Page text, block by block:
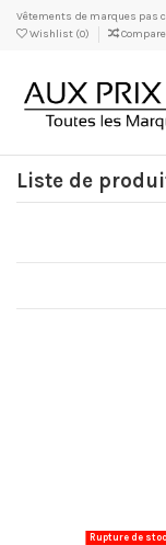
Vêtements de marques pas
Wishlist (0)
Liste de
Rupture de